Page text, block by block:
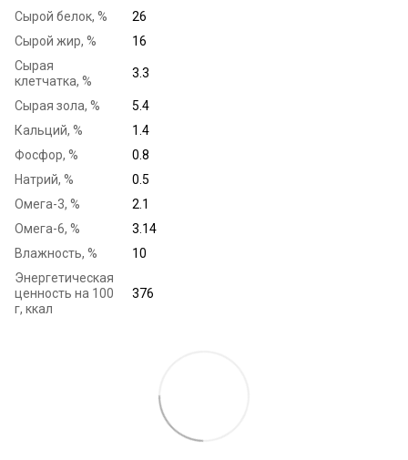
Сырой белок, %
26
Сырой жир, %
16
Сырая
клетчатка, %
3.3
Сырая зола, %
5.4
Кальций, %
1.4
Фосфор, %
0.8
Натрий, %
0.5
Омега-3, %
2.1
Омега-6, %
3.14
Влажность, %
10
Энергетическая
ценность на 100
г, ккал
376